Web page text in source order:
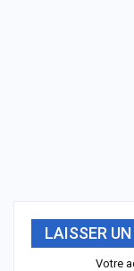
LAISSER
Votre